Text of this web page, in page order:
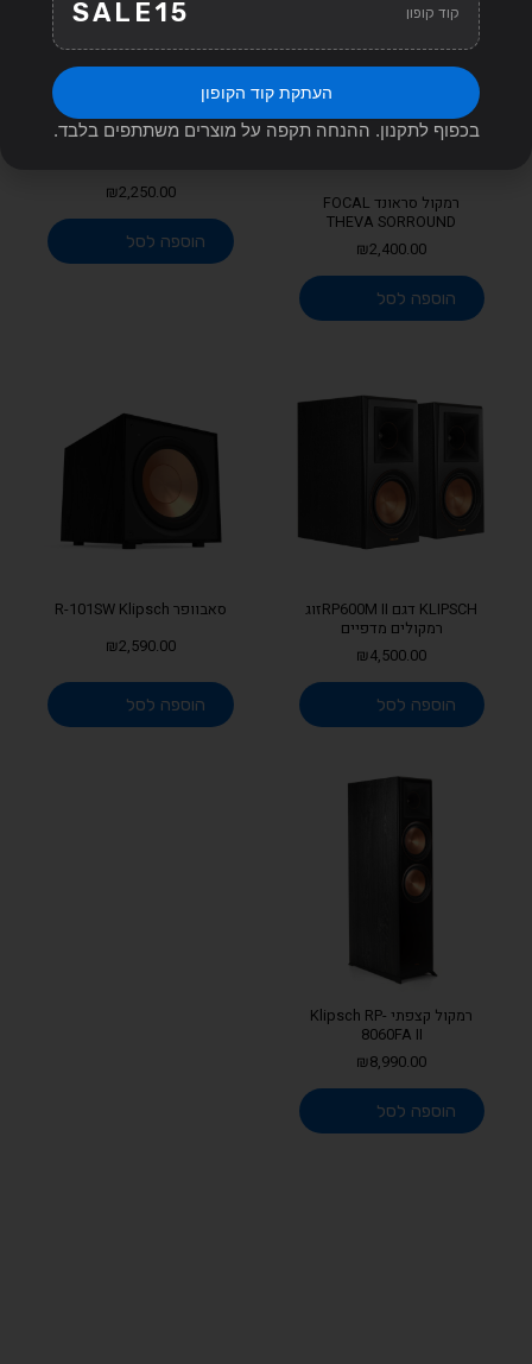
רמקול סראונד FOCAL
THEVA SORROUND
₪2,400.00
הוספה לסל
₪2,250.00
הוספה לסל
KLIPSCH דגם RP600M IIזוג
רמקולים מדפיים
₪4,500.00
הוספה לסל
סאבוופר R-101SW Klipsch
₪2,590.00
הוספה לסל
רמקול קצפתי Klipsch RP-
8060FA II
₪8,990.00
הוספה לסל
קוד קופון SALE15
העתקת קוד הקופון
בכפוף לתקנון. ההנחה תקפה על מוצרים משתתפים בלבד.